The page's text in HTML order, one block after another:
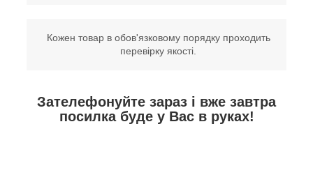
Кожен товар в обов'язковому порядку проходить
перевірку якості.
Зателефонуйте зараз і вже завтра
посилка буде у Вас в руках!